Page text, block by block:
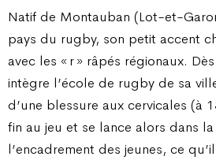
Natif de Montauban (Lot-et-
pays du rugby, son petit accent
avec les « r » râpés régionaux.
intègre l’école de rugby de sa
d’une blessure aux cervicales (à
fin au jeu et se lance alors dans
l’encadrement des jeunes, ce